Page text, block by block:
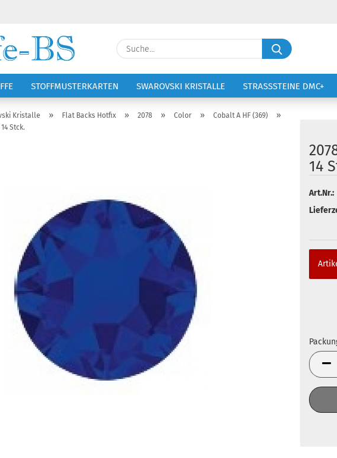
Lieferland Suche...
STOFFMUSTERKARTEN SWAROVSKI KRISTALLE STRASSSTEINE DMC+
RSG KAPPEN VOLTIGIERANZÜGE STICKEREI
Kristalle » Flat Backs Hotfix » 2078 » Color » Cobalt A HF (369) »
Stck.
14
Art.Nr.: